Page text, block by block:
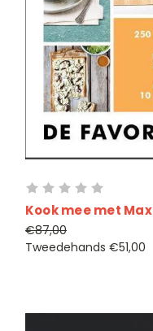
Kook mee met Max
€87,00
Tweedehands €51,00